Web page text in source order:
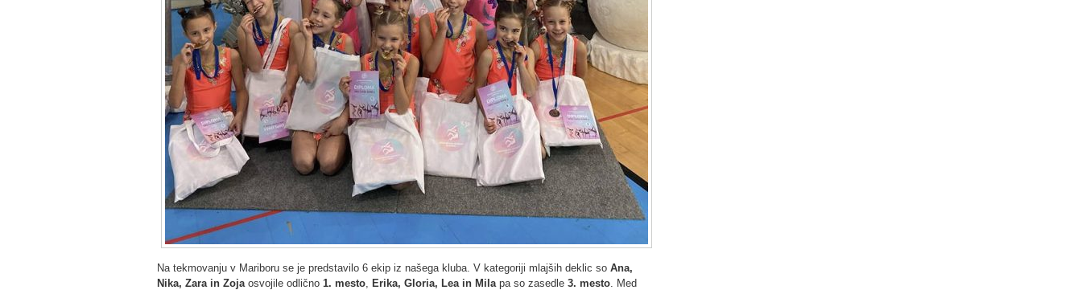
Na tekmovanju v Mariboru se je predstavilo 6 ekip iz našega kluba. V kategoriji mlajših deklic so Ana,
Nika, Zara in Zojaosvojile odlično 1. mesto, Erika, Gloria, Lea in Milapa so zasedle 3. mesto. Med